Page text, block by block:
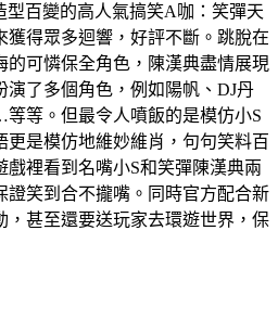
型百變的高人氣搞笑A咖：笑彈天
獲得眾多迴響，好評不斷。跳脫在
的可憐保全角色，陳漢典盡情展現
演了多個角色，例如陽帆、DJ丹
等。但最令人噴飯的是模仿小S
更是模仿地維妙維肖，句句笑料百
戲裡看到名嘴小S和笑彈陳漢典兩
證笑到合不攏嘴。同時官方配合新
，甚至還要送玩家去環遊世界，保